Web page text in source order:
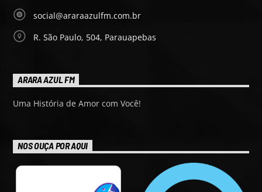
social@araraazulfm.com.br
R. São Paulo, 504, Parauapebas
ARARA AZUL FM
Uma História de Amor com Você!
NOS OUÇA POR AQUI